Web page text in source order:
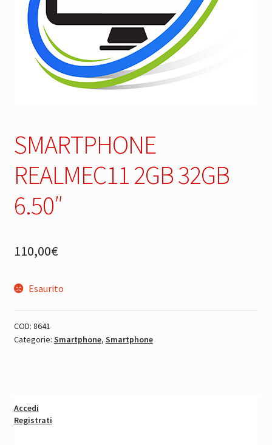
SMARTPHONE
REALMEC11 2GB 32GB
6.50″
110,00€
Esaurito
COD: 8641
Categorie: Smartphone, Smartphone
Accedi
Registrati